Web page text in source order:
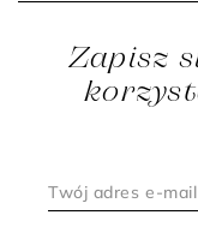
sylwetki.
dłuższe bosmanki,
formy na podszewce.
występują w
Aktualny sezon
Zapisz